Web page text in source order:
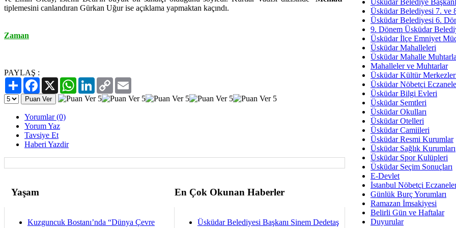
tiplemesini canlandıran Gürkan Uğur ise açıklama yapmaktan kaçındı.
Zaman
PAYLAŞ :
PaylaşFacebook
X WhatsAppLinkedIn
Copy
Link
Yorumlar (0)
Yorum Yaz
Tavsiye Et
Haberi Yazdir
Yaşam En Çok Okunan Haberler
Kuzguncuk Bostanı’nda “Dünya Çevre
Üsküdar Belediyesi Başkanı Sinem Dedetaş
İmar Sorunlarının Genel
Arakan
Bayramın
Ruhsal
Üsküdar
Üsküdar Belediye
Üsküdar Belediyesi 7. ve
Üsküdar Belediyesi 6.
9. Dönem Üsküdar
Üsküdar İlçe Emniyet
Üsküdar Mahalleleri
Üsküdar Mahalle
Mahalleler ve Muhtarlar
Üsküdar Kültür
Üsküdar Nöbetçi
Üsküdar Bilgi Evleri
Üsküdar Semtleri
Üsküdar Okulları
Üsküdar Otelleri
Üsküdar Camiileri
Üsküdar Resmi Kurumlar
Üsküdar Sağlık Kurumları
Üsküdar Spor Kulüpleri
Üsküdar Seçim Sonuçları
E-Devlet
İstanbul Nöbetçi
Günlük Burç Yorumları
Ramazan İmsakiyesi
Belirli Gün ve Haftalar
Duyurular